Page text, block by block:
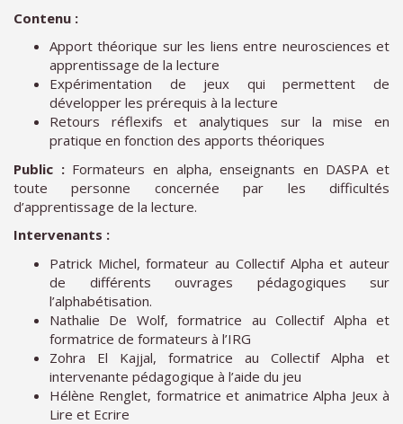
Contenu :
Apport théorique sur les liens entre neurosciences et
apprentissage de la lecture
Expérimentation de jeux qui permettent de
développer les prérequis à la lecture
Retours réflexifs et analytiques sur la mise en
pratique en fonction des apports théoriques
Public :Formateurs en alpha, enseignants en DASPA et
toute personne concernée par les difficultés
d’apprentissage de la lecture.
Intervenants :
Patrick Michel, formateur au Collectif Alpha et auteur
de différents ouvrages pédagogiques sur
l’alphabétisation.
Nathalie De Wolf, formatrice au Collectif Alpha et
formatrice de formateurs à l’IRG
Zohra El Kajjal, formatrice au Collectif Alpha et
intervenante pédagogique à l’aide du jeu
Hélène Renglet, formatrice et animatrice Alpha Jeux à
Lire et Ecrire